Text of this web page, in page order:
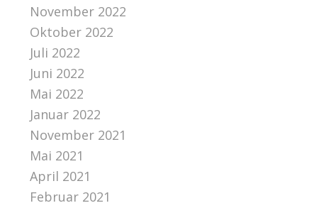
November 2022
Oktober 2022
Juli 2022
Juni 2022
Mai 2022
Januar 2022
November 2021
Mai 2021
April 2021
Februar 2021